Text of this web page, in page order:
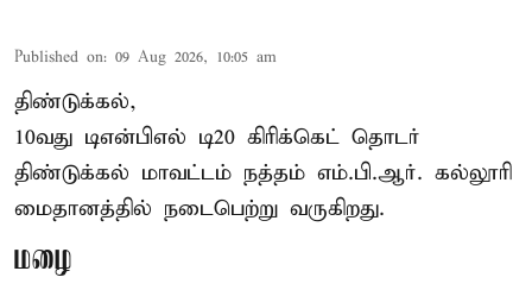
Published on: 09 Aug 2026, 10:05 am
திண்டுக்கல்,
10வது டிஎன்பிஎல் டி20 கிரிக்கெட் தொடர்
திண்டுக்கல் மாவட்டம் நத்தம் எம்.பி.ஆர். கல்லூரி
மைதானத்தில் நடைபெற்று வருகிறது.
மழை